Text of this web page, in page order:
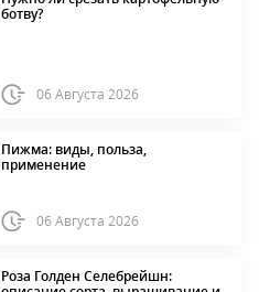
ботву?
06 Августа 2026
Пижма: виды, польза,
применение
06 Августа 2026
Роза Голден Селебрейшн: